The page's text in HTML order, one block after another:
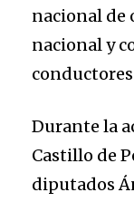
nacional de
nacional y
Durante la
Castillo de
diputados